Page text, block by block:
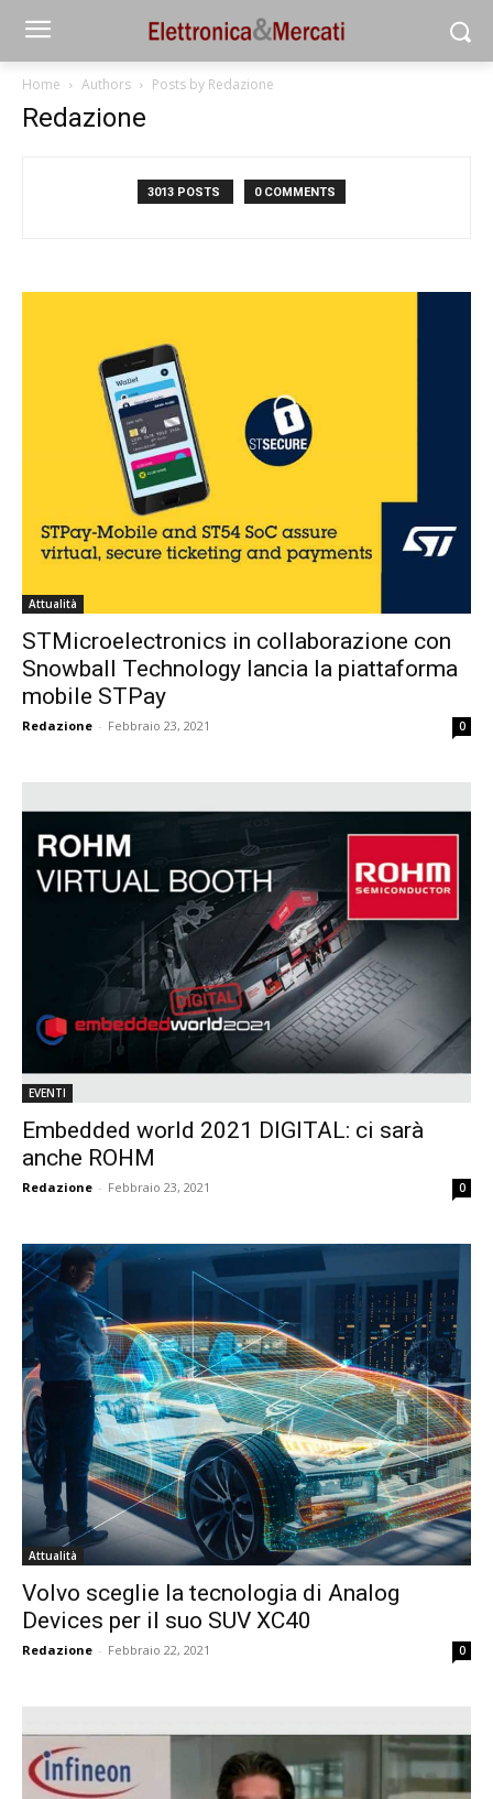
Home Authors Posts by Redazione
Redazione
3013 POSTS 0 COMMENTS
Attualità
STMicroelectronics in collaborazione con
Snowball Technology lancia la piattaforma
mobile STPay
Redazione - Febbraio 23, 2021 0
EVENTI
Embedded world 2021 DIGITAL: ci sarà
anche ROHM
Redazione - Febbraio 23, 2021 0
Attualità
Volvo sceglie la tecnologia di Analog
Devices per il suo SUV XC40
Redazione - Febbraio 22, 2021 0